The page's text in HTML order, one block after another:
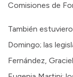
Comisiones de
También
Domingo; las
Fernández,